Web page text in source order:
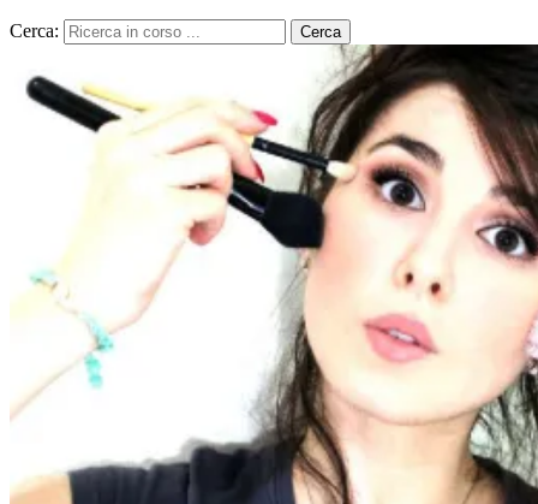
Cerca: Cerca